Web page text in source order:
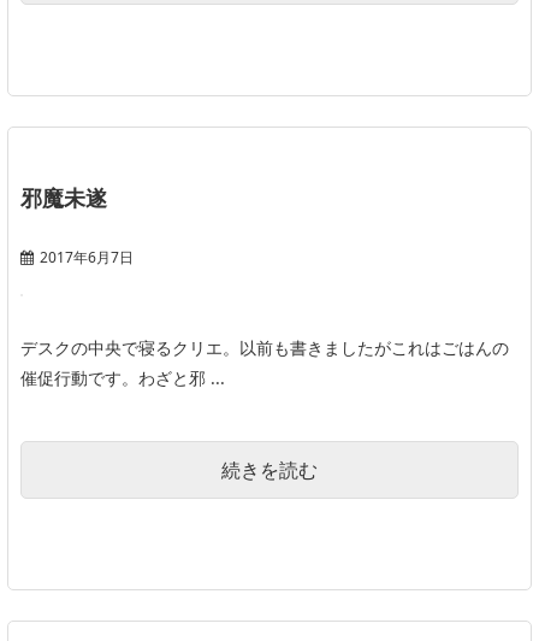
邪魔未遂
2017年6月7日
デスクの中央で寝るクリエ。以前も書きましたがこれはごはんの
催促行動です。わざと邪 ...
続きを読む